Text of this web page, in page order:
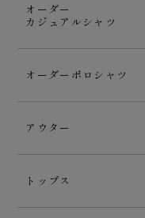
オーダー
カジュアルシャツ
オーダーポロシャツ
アウター
トップス